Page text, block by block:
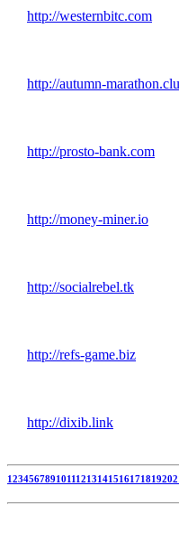
http://westernbitc.com
http://autumn-
http://prosto-bank.com
http://money-miner.io
http://socialrebel.tk
http://refs-game.biz
http://dixib.link
1234567891011121314151617181920